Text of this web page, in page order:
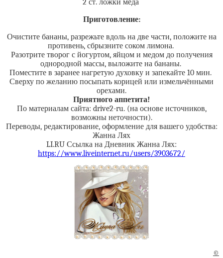
2 ст. ложки мёда
Приготовление:
Очистите бананы, разрежьте вдоль на две части, положите на
противень, сбрызните соком лимона.
Разотрите творог с йогуртом, яйцом и медом до получения
однородной массы, выложите на бананы.
Поместите в заранее нагретую духовку и запекайте 10 мин.
Сверху по желанию посыпать корицей или измельчёнными
орехами.
Приятного аппетита!
По материалам сайта: drive2-ru. (на основе источников,
возможны неточности).
Переводы, редактирование, оформление для вашего удобства:
Жанна Лях
LI.RU Ссылка на Дневник Жанна Лях:
https://www.liveinternet.ru/users/3903672/
©